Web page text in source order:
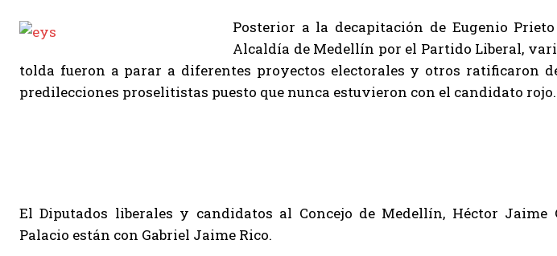
Posterior a la decapitación de Eugenio
Alcaldía de Medellín por el Partido Liberal,
tolda fueron a parar a diferentes proyectos electorales y otros ratificaron
predilecciones proselitistas puesto que nunca estuvieron con el candidato rojo.
El Diputados liberales y candidatos al Concejo de Medellín, Héctor Jaime
Palacio están con Gabriel Jaime Rico.